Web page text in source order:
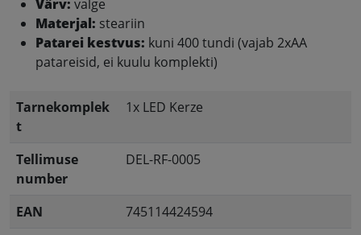
Värv: valge
Materjal: steariin
Patarei kestvus: kuni 400 tundi (vajab 2xAA
patareisid, ei kuulu komplekti)
Tarnekomplek
t
1x LED Kerze
Tellimuse
number
DEL-RF-0005
EAN
745114424594